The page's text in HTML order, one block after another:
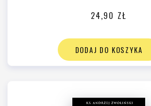
24,90 ZŁ
DODAJ DO KOSZYKA